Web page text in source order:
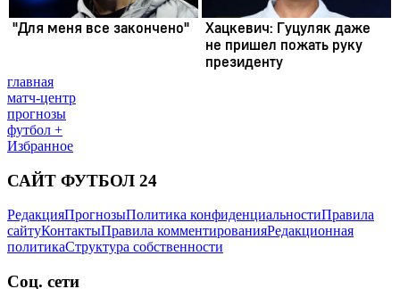
главная
матч-центр
прогнозы
футбол +
Избранное
САЙТ ФУТБОЛ 24
РедакцияПрогнозыПолитика конфиденциальностиПравила
сайтуКонтактыПравила комментированияРедакционная
политикаСтруктура собственности
Соц. сети